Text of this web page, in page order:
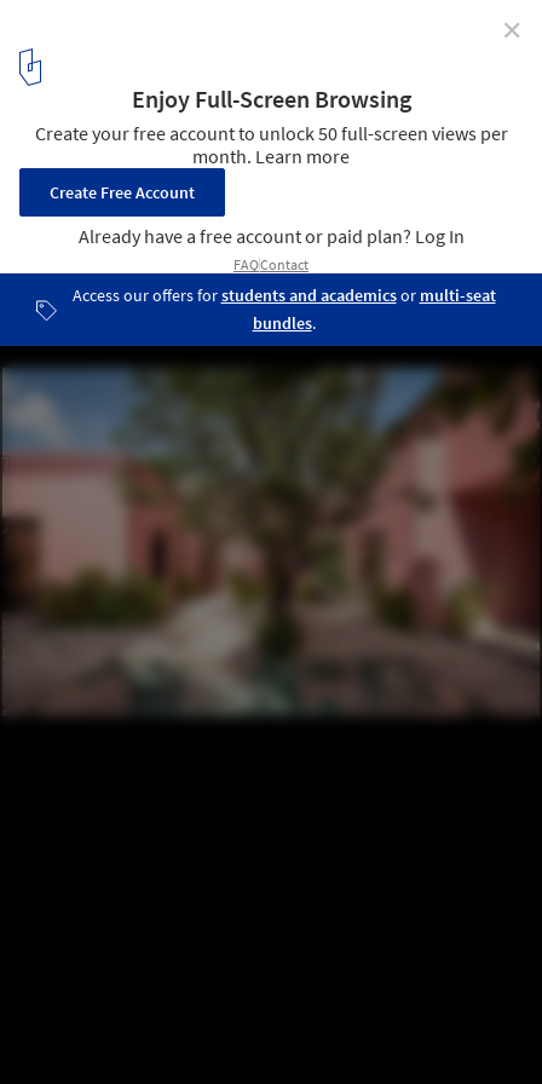
Rest and Contemplation
Casa Maca / Workshop, Diseño y Construcción. Image
14 / 24
✕